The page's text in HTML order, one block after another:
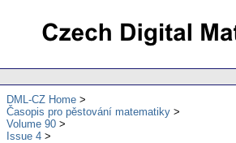
DML-CZ Home
Časopis pro pěstování matematiky
Volume 90
Issue 4